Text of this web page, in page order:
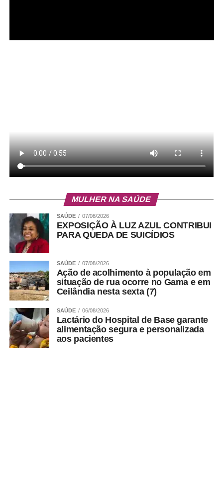
MULHER NA SAÚDE
SAÚDE 07/08/2026
EXPOSIÇÃO À LUZ AZUL CONTRIBUI
PARA QUEDA DE SUICÍDIOS
SAÚDE 07/08/2026
Ação de acolhimento à população em
situação de rua ocorre no Gama e em
Ceilândia nesta sexta (7)
SAÚDE 06/08/2026
Lactário do Hospital de Base garante
alimentação segura e personalizada
aos pacientes